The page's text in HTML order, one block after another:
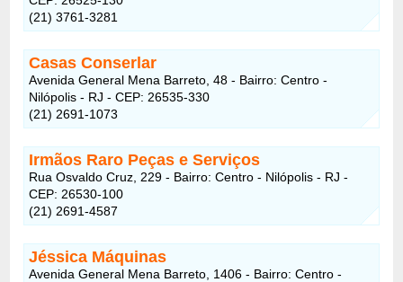
(21) 3761-3281
Casas Conserlar
Avenida General Mena Barreto, 48 - Bairro: Centro -
Nilópolis - RJ - CEP: 26535-330
(21) 2691-1073
Irmãos Raro Peças e Serviços
Rua Osvaldo Cruz, 229 - Bairro: Centro - Nilópolis - RJ -
CEP: 26530-100
(21) 2691-4587
Jéssica Máquinas
Avenida General Mena Barreto, 1406 - Bairro: Centro -